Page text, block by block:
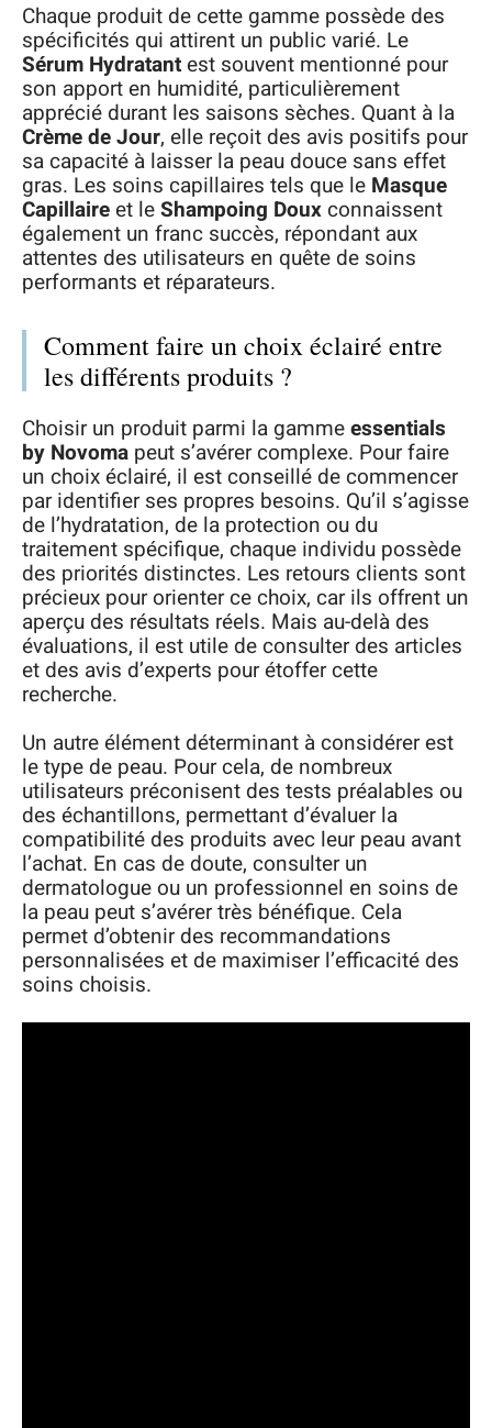
Chaque produit de cette gamme possède des
spécificités qui attirent un public varié. Le
Sérum Hydratantest souvent mentionné pour
son apport en humidité, particulièrement
apprécié durant les saisons sèches. Quant à la
Crème de Jour, elle reçoit des avis positifs pour
sa capacité à laisser la peau douce sans effet
gras. Les soins capillaires tels que le Masque
Capillaireet leShampoing Douxconnaissent
également un franc succès, répondant aux
attentes des utilisateurs en quête de soins
performants et réparateurs.
Comment faire un choix éclairé entre
les différents produits ?
Choisir un produit parmi la gammeessentials
by Novoma peut s’avérer complexe. Pour faire
un choix éclairé, il est conseillé de commencer
par identifier ses propres besoins. Qu’il s’agisse
de l’hydratation, de la protection ou du
traitement spécifique, chaque individu possède
des priorités distinctes. Les retours clients sont
précieux pour orienter ce choix, car ils offrent un
aperçu des résultats réels. Mais au-delà des
évaluations, il est utile de consulter des articles
et des avis d’experts pour étoffer cette
recherche.
Un autre élément déterminant à considérer est
le type de peau. Pour cela, de nombreux
utilisateurs préconisent des tests préalables ou
des échantillons, permettant d’évaluer la
compatibilité des produits avec leur peau avant
l’achat. En cas de doute, consulter un
dermatologue ou un professionnel en soins de
la peau peut s’avérer très bénéfique. Cela
permet d’obtenir des recommandations
personnalisées et de maximiser l’efficacité des
soins choisis.